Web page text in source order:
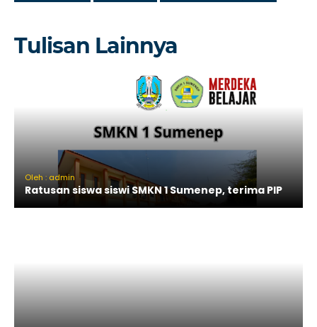
Tulisan Lainnya
Oleh : admin
Ratusan siswa siswi SMKN 1 Sumenep, terima PIP